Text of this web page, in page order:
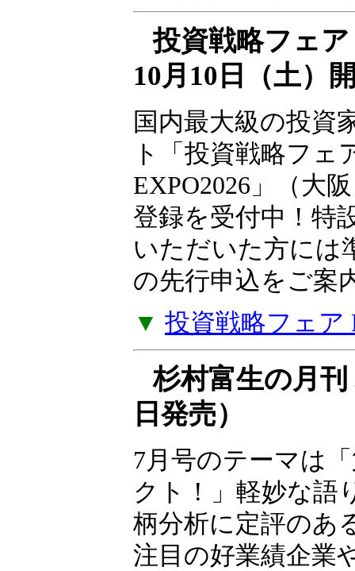
▼体験セミナー：
投資戦略フェ
10月10日（土）
国内最大級の投資
ト「投資戦略フェ
EXPO2026」（大
登録を受付中！特
いただいた方には
の先行申込をご案
▼ 投資戦略フェア
杉村富生の月
日発売）
7月号のテーマは
業革命エフェクト
な語り口とわかり